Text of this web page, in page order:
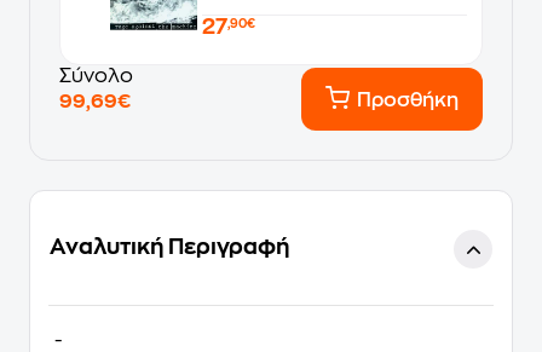
27,90€
Σύνολο
99,69€
Προσθήκη
Αναλυτική Περιγραφή
-